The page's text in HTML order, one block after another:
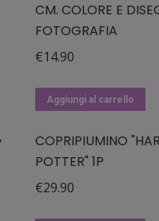
CM. COLORE E
FOTOGRAFIA
€14.90
Aggiungi al carrello
COPRIPIUMINO
POTTER" 1P
€29.90